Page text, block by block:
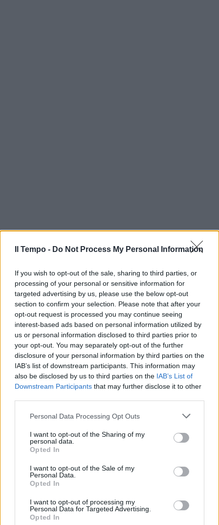
Il Tempo - Do Not Process My Personal Information
If you wish to opt-out of the sale, sharing to third parties, or
processing of your personal or sensitive information for
targeted advertising by us, please use the below opt-out
section to confirm your selection. Please note that after your
opt-out request is processed you may continue seeing
interest-based ads based on personal information utilized by
us or personal information disclosed to third parties prior to
your opt-out. You may separately opt-out of the further
disclosure of your personal information by third parties on the
IAB’s list of downstream participants. This information may
also be disclosed by us to third parties on the IAB’s List of
Downstream Participants that may further disclose it to other
Personal Data Processing Opt Outs
I want to opt-out of the Sharing of my
personal data.
Opted In
I want to opt-out of the Sale of my
Personal Data.
Opted In
I want to opt-out of processing my
Personal Data for Targeted Advertising.
Opted In
In evidenza